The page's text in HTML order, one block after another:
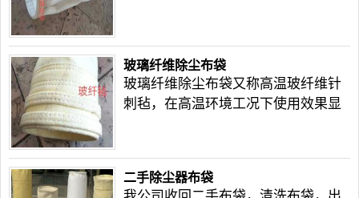
很好的。
玻璃纤维除尘布袋
玻璃纤维除尘布袋又称高温玻纤维针
刺毡，在高温环境工况下使用效果显
二手除尘器布袋